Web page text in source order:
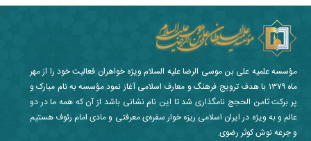
مؤسسه علمیه علی بن موسی الرضا علیه السلام ویژه خواهران فعالیت خود را از مهر
ماه ۱۳۷۹ با هدف ترویج فرهنگ و معارف اسلامی آغاز نمود.مؤسسه به نام مبارک و
پر برکت ثامن الحجج نامگذاری شد تا این نام نشانی باشد از آن که همه ما در دو
عالم و به ویژه در ایران اسلامی ریزه خوار سفره‌ی معرفتی و مادی امام رئوف هستیم
و جرعه نوش کوثر رضوی.